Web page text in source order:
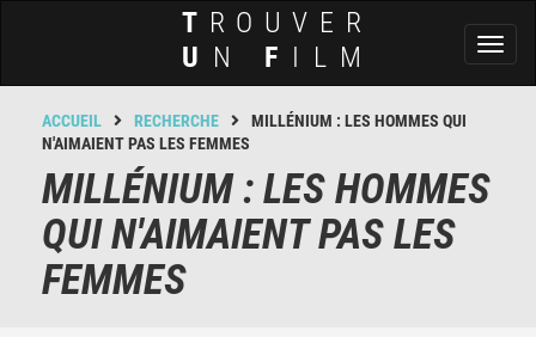
T ROUVER
U N F ILM
ACCUEIL RECHERCHE
MILLÉNIUM : LES HOMMES QUI
N'AIMAIENT PAS LES FEMMES
MILLÉNIUM : LES HOMMES
QUI N'AIMAIENT PAS LES
FEMMES